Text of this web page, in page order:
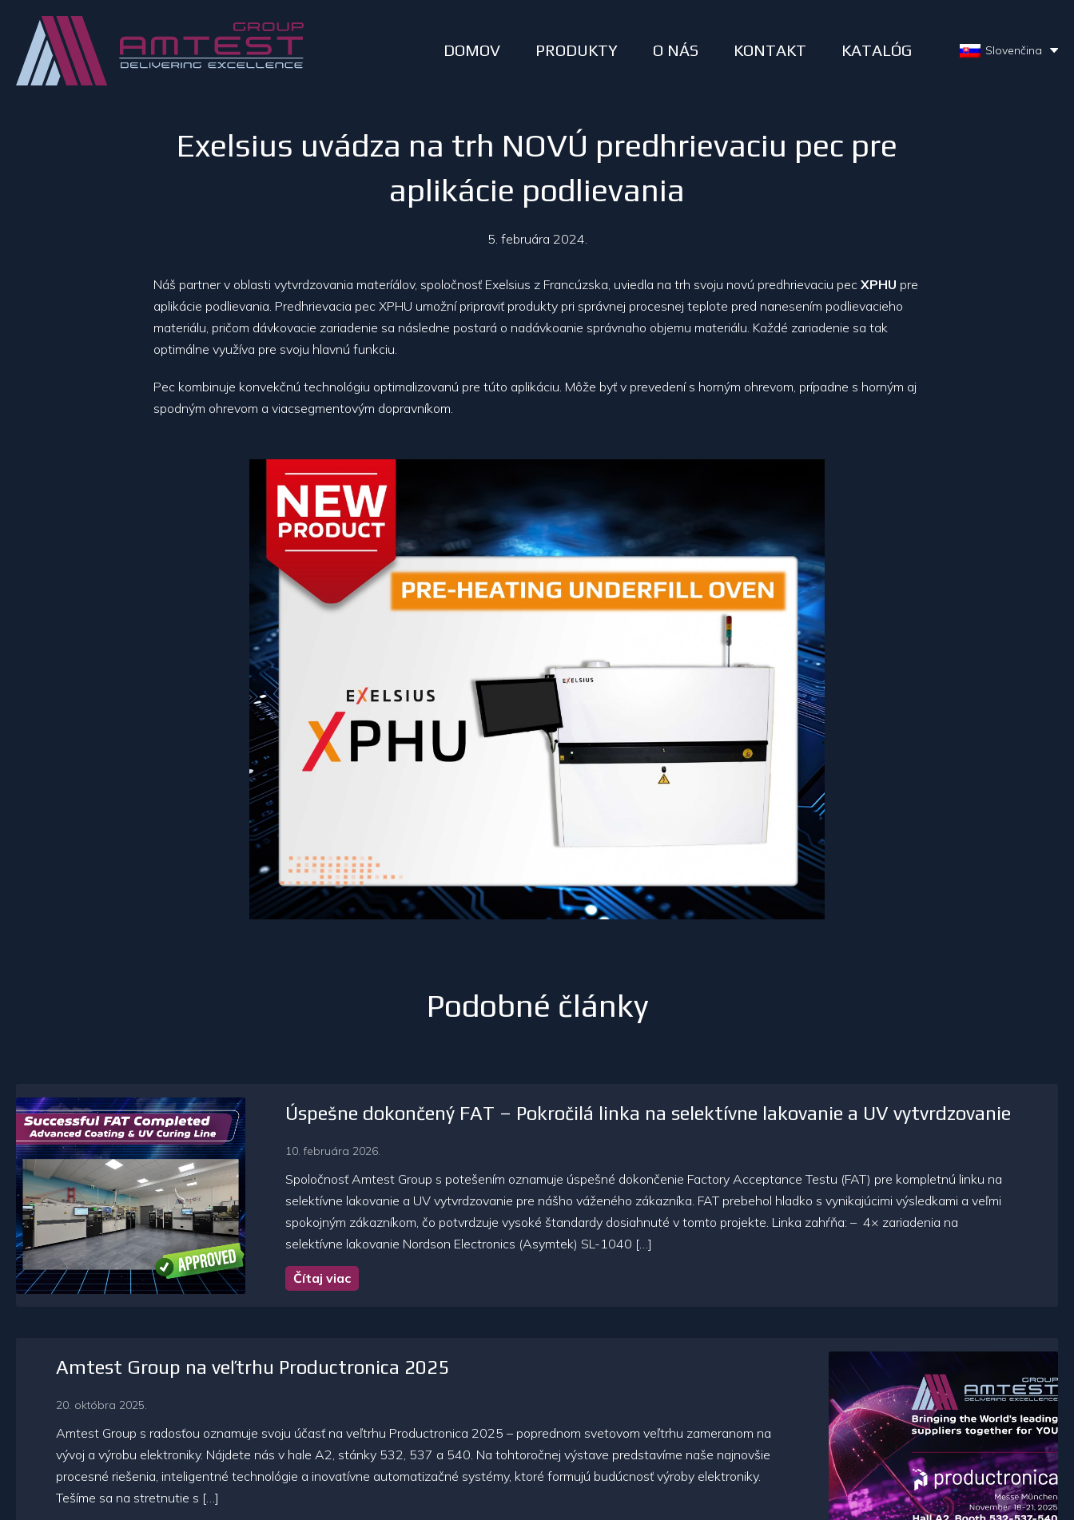
DOMOV PRODUKTY O NÁS KONTAKT KATALÓG Slovenčina
Exelsius uvádza na trh NOVÚ predhrievaciu pec pre
aplikácie podlievania
5. februára 2024.
Náš partner v oblasti vytvrdzovania materíálov, spoločnosť Exelsius z Francúzska, uviedla na trh svoju novú predhrievaciu pec XPHU pre
aplikácie podlievania. Predhrievacia pec XPHU umožní pripraviť produkty pri správnej procesnej teplote pred nanesením podlievacieho
materiálu, pričom dávkovacie zariadenie sa následne postará o nadávkoanie správnaho objemu materiálu. Každé zariadenie sa tak
optimálne využíva pre svoju hlavnú funkciu.
Pec kombinuje konvekčnú technológiu optimalizovanú pre túto aplikáciu. Môže byť v prevedení s horným ohrevom, prípadne s horným aj
spodným ohrevom a viacsegmentovým dopravníkom.
Podobné články
Úspešne dokončený FAT – Pokročilá linka na selektívne lakovanie a UV vytvrdzovanie
10. februára 2026.
Spoločnosť Amtest Group s potešením oznamuje úspešné dokončenie Factory Acceptance Testu (FAT) pre kompletnú linku na
selektívne lakovanie a UV vytvrdzovanie pre nášho váženého zákazníka. FAT prebehol hladko s vynikajúcimi výsledkami a veľmi
spokojným zákazníkom, čo potvrdzuje vysoké štandardy dosiahnuté v tomto projekte. Linka zahŕňa: – 4× zariadenia na
selektívne lakovanie Nordson Electronics (Asymtek) SL-1040 […]
Čítaj viac
Amtest Group na veľtrhu Productronica 2025
20. októbra 2025.
Amtest Group s radosťou oznamuje svoju účasť na veľtrhu Productronica 2025 – poprednom svetovom veľtrhu zameranom na
vývoj a výrobu elektroniky. Nájdete nás v hale A2, stánky 532, 537 a 540. Na tohtoročnej výstave predstavíme naše najnovšie
procesné riešenia, inteligentné technológie a inovatívne automatizačné systémy, ktoré formujú budúcnosť výroby elektroniky.
Tešíme sa na stretnutie s […]